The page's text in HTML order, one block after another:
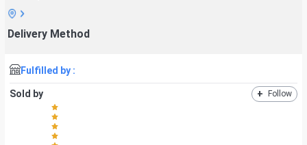
Delivery Method
Fulfilled by :
Sold by + Follow